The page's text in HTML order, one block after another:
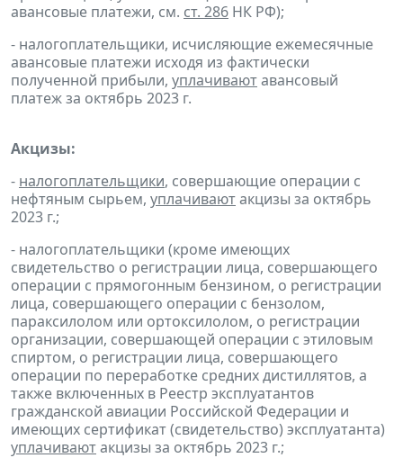
авансовые платежи, см. ст. 286 НК РФ);
- налогоплательщики, исчисляющие ежемесячные
авансовые платежи исходя из фактически
полученной прибыли, уплачиваютавансовый
платеж за октябрь 2023 г.
Акцизы:
- налогоплательщики, совершающие операции с
нефтяным сырьем, уплачиваютакцизы за октябрь
2023 г.;
- налогоплательщики (кроме имеющих
свидетельство о регистрации лица, совершающего
операции с прямогонным бензином, о регистрации
лица, совершающего операции с бензолом,
параксилолом или ортоксилолом, о регистрации
организации, совершающей операции с этиловым
спиртом, о регистрации лица, совершающего
операции по переработке средних дистиллятов, а
также включенных в Реестр эксплуатантов
гражданской авиации Российской Федерации и
имеющих сертификат (свидетельство) эксплуатанта)
уплачиваютакцизы за октябрь 2023 г.;